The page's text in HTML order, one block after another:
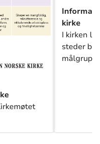
kirke
I kirken
steder